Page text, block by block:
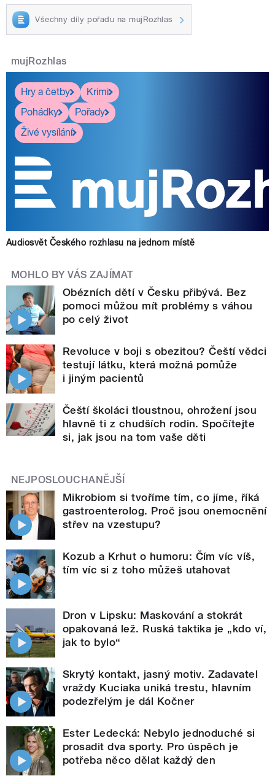
Všechny díly pořadu na mujRozhlas
mujRozhlas
Hry a četby
Krimi
Pohádky
Pořady
Živé vysílání
Audiosvět Českého rozhlasu na jednom místě
MOHLO BY VÁS ZAJÍMAT
Obézních dětí v Česku přibývá. Bez
pomoci můžou mít problémy s váhou
po celý život
Revoluce v boji s obezitou? Čeští vědci
testují látku, která možná pomůže
i jiným pacientů
Čeští školáci tloustnou, ohrožení jsou
hlavně ti z chudších rodin. Spočítejte
si, jak jsou na tom vaše děti
NEJPOSLOUCHANĚJŠÍ
Mikrobiom si tvoříme tím, co jíme, říká
gastroenterolog. Proč jsou onemocnění
střev na vzestupu?
Kozub a Krhut o humoru: Čím víc víš,
tím víc si z toho můžeš utahovat
Dron v Lipsku: Maskování a stokrát
opakovaná lež. Ruská taktika je „kdo ví,
jak to bylo“
Skrytý kontakt, jasný motiv. Zadavatel
vraždy Kuciaka uniká trestu, hlavním
podezřelým je dál Kočner
Ester Ledecká: Nebylo jednoduché si
prosadit dva sporty. Pro úspěch je
potřeba něco dělat každý den